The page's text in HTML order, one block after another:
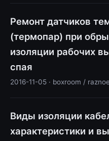
Ремонт датчиков
(термопар) при
изоляции рабочих
спая
2016-11-05 · boxroom / raznoe
Виды изоляции
характеристики и